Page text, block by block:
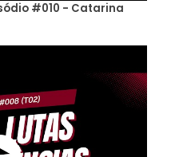
#010 - Catarina